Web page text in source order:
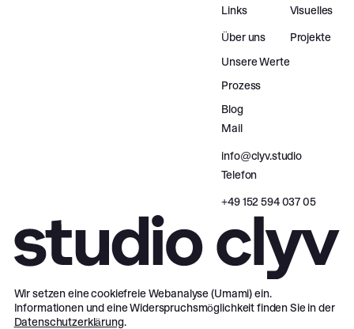
Links
Über uns
Unsere Werte
Prozess
Blog
Visuelles
Projekte
Mail
info@clyv.studio
Telefon
‪+49 152 594 037 05‬
Wir setzen eine cookiefreie Webanalyse (Umami) ein.
Informationen und eine Widerspruchsmöglichkeit finden Sie in der
Datenschutzerklärung.